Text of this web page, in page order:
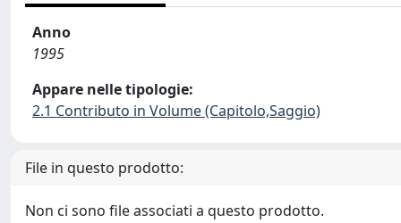
Anno
1995
Appare nelle tipologie:
2.1 Contributo in Volume (Capitolo,Saggio)
File in questo prodotto:
Non ci sono file associati a questo prodotto.